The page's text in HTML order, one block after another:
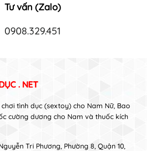
Tư vấn (Zalo)
0908.329.451
. NET
tình dục (sextoy) cho Nam Nữ, Bao
cường dương cho Nam và thuốc kích
Tri Phương, Phường 8, Quận 10,